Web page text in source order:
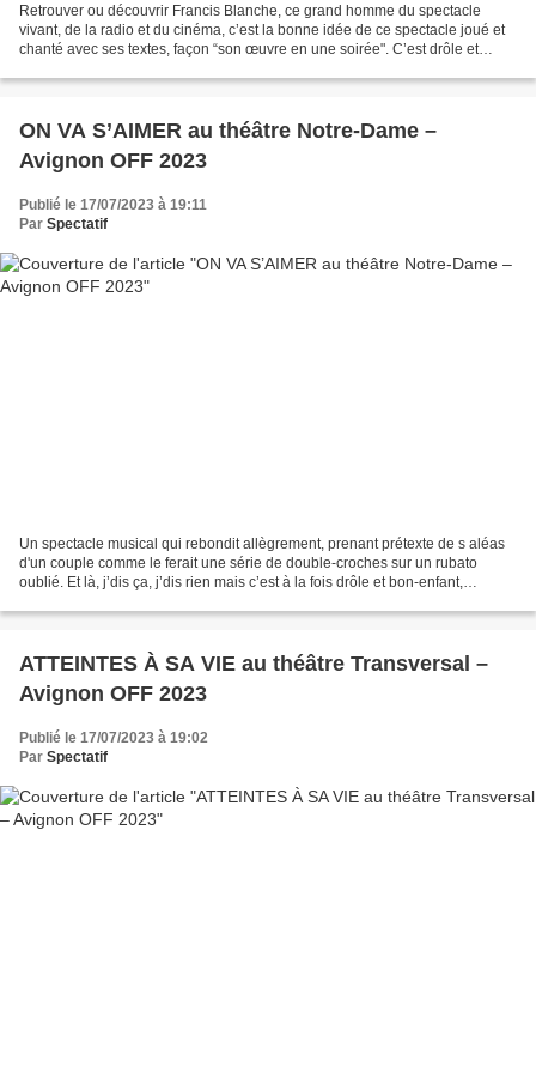
Retrouver ou découvrir Francis Blanche, ce grand homme du spectacle
vivant, de la radio et du cinéma, c’est la bonne idée de ce spectacle joué et
chanté avec ses textes, façon “son œuvre en une soirée". C’est drôle et
ON VA S’AIMER au théâtre Notre-Dame –
Avignon OFF 2023
Publié le 17/07/2023 à 19:11
Par Spectatif
Un spectacle musical qui rebondit allègrement, prenant prétexte de s aléas
d'un couple comme le ferait une série de double-croches sur un rubato
oublié. Et là, j’dis ça, j’dis rien mais c’est à la fois drôle et bon-enfant,
ATTEINTES À SA VIE au théâtre Transversal –
Avignon OFF 2023
Publié le 17/07/2023 à 19:02
Par Spectatif